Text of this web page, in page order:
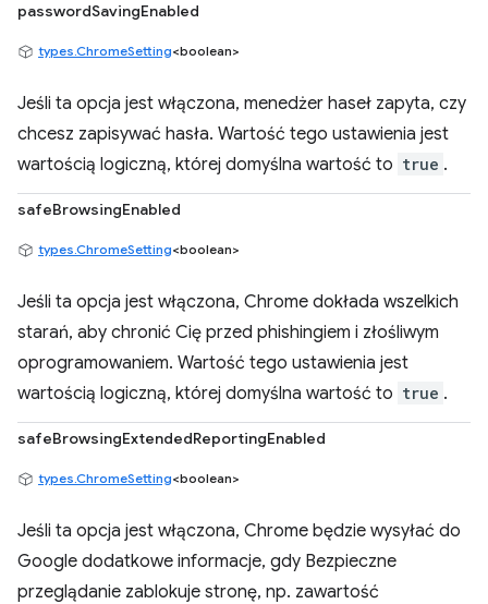
passwordSavingEnabled
types.ChromeSetting<boolean>
Jeśli ta opcja jest włączona, menedżer haseł zapyta, czy
chcesz zapisywać hasła. Wartość tego ustawienia jest
wartością logiczną, której domyślna wartość to true .
safeBrowsingEnabled
types.ChromeSetting<boolean>
Jeśli ta opcja jest włączona, Chrome dokłada wszelkich
starań, aby chronić Cię przed phishingiem i złośliwym
oprogramowaniem. Wartość tego ustawienia jest
wartością logiczną, której domyślna wartość to true .
safeBrowsingExtendedReportingEnabled
types.ChromeSetting<boolean>
Jeśli ta opcja jest włączona, Chrome będzie wysyłać do
Google dodatkowe informacje, gdy Bezpieczne
przeglądanie zablokuje stronę, np. zawartość